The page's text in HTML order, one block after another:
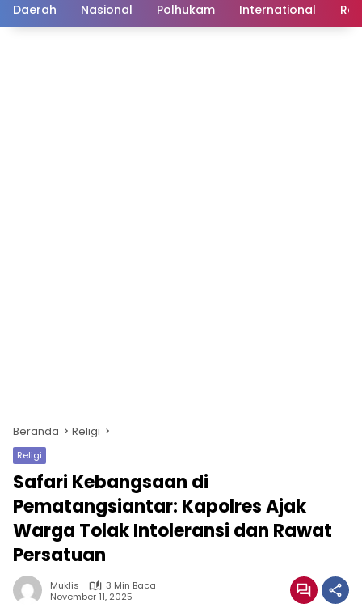
Daerah Nasional Polhukam International
Beranda Religi
Religi
Safari Kebangsaan di
Pematangsiantar: Kapolres Ajak
Warga Tolak Intoleransi dan Rawat
Persatuan
Muklis
3 Min Baca
November 11, 2025